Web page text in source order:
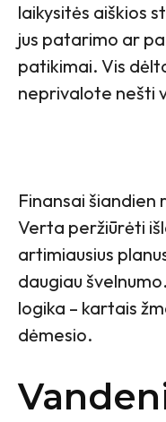
laikysitės aiškios
jus patarimo ar
patikimai. Vis
neprivalote nešti
Finansai šiandien
Verta peržiūrėti
artimiausius
daugiau
logika – kartais
dėmesio.